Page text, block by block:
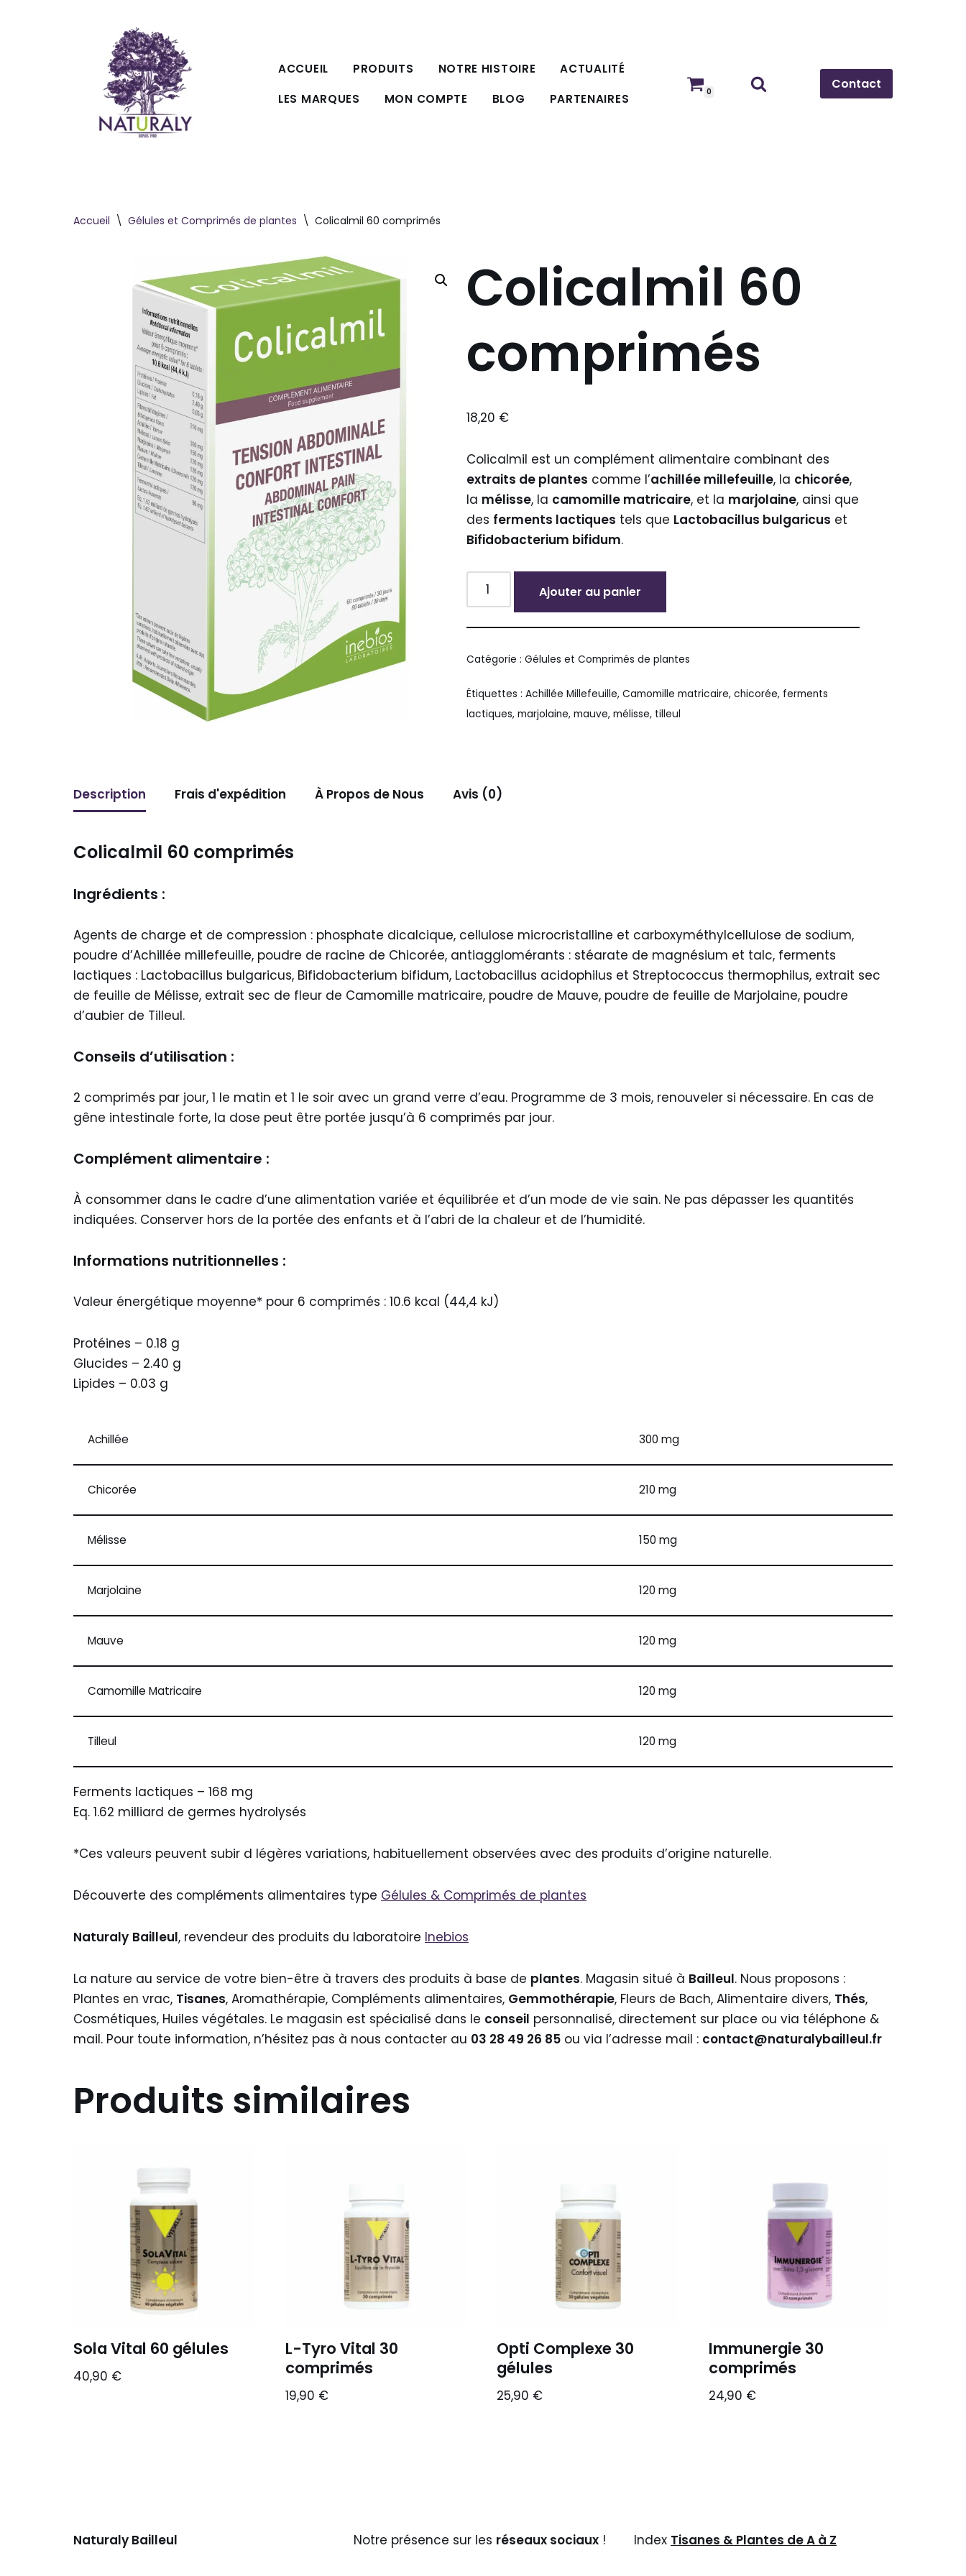
ACCUEIL PRODUITS NOTRE HISTOIRE
ACTUALITÉ
LES MARQUES
MON COMPTE BLOG PARTENAIRES 0 Contact
Accueil \ Gélules et Comprimés de plantes \ Colicalmil 60 comprimés
Colicalmil 60
comprimés
18,20 €
Colicalmil est un complément alimentaire combinant des
extraits de plantes comme l’achillée millefeuille, la chicorée,
la mélisse, la camomille matricaire, et la marjolaine, ainsi que
des ferments lactiques tels que Lactobacillus bulgaricus et
Bifidobacterium bifidum.
Ajouter au panier
Alternative:
Catégorie :Gélules et Comprimés de plantes
Étiquettes :Achillée Millefeuille,Camomille matricaire,chicorée, ferments
lactiques,marjolaine,mauve,mélisse, tilleul
Description Frais d'expédition À Propos de Nous Avis (0)
Colicalmil 60 comprimés
Ingrédients :
Agents de charge et de compression : phosphate dicalcique, cellulose microcristalline et carboxyméthylcellulose de sodium,
poudre d’Achillée millefeuille, poudre de racine de Chicorée, antiagglomérants : stéarate de magnésium et talc, ferments
lactiques : Lactobacillus bulgaricus, Bifidobacterium bifidum, Lactobacillus acidophilus et Streptococcus thermophilus, extrait sec
de feuille de Mélisse, extrait sec de fleur de Camomille matricaire, poudre de Mauve, poudre de feuille de Marjolaine, poudre
d’aubier de Tilleul.
Conseils d’utilisation :
2 comprimés par jour, 1 le matin et 1 le soir avec un grand verre d’eau. Programme de 3 mois, renouveler si nécessaire. En cas de
gêne intestinale forte, la dose peut être portée jusqu’à 6 comprimés par jour.
Complément alimentaire :
À consommer dans le cadre d’une alimentation variée et équilibrée et d’un mode de vie sain. Ne pas dépasser les quantités
indiquées. Conserver hors de la portée des enfants et à l’abri de la chaleur et de l’humidité.
Informations nutritionnelles :
Valeur énergétique moyenne* pour 6 comprimés : 10.6 kcal (44,4 kJ)
Protéines – 0.18 g
Glucides – 2.40 g
Lipides – 0.03 g
Achillée 300 mg
Chicorée 210 mg
Mélisse 150 mg
Marjolaine 120 mg
Mauve 120 mg
Camomille Matricaire 120 mg
Tilleul 120 mg
Ferments lactiques – 168 mg
Eq. 1.62 milliard de germes hydrolysés
*Ces valeurs peuvent subir d légères variations, habituellement observées avec des produits d’origine naturelle.
Découverte des compléments alimentaires type Gélules & Comprimés de plantes
Naturaly Bailleul, revendeur des produits du laboratoire Inebios
La nature au service de votre bien-être à travers des produits à base de plantes. Magasin situé à Bailleul. Nous proposons :
Plantes en vrac, Tisanes, Aromathérapie, Compléments alimentaires, Gemmothérapie, Fleurs de Bach, Alimentaire divers, Thés,
Cosmétiques, Huiles végétales. Le magasin est spécialisé dans le conseil personnalisé, directement sur place ou via téléphone &
mail. Pour toute information, n’hésitez pas à nous contacter au 03 28 49 26 85 ou via l’adresse mail : contact@naturalybailleul.fr
Produits similaires
Sola Vital 60 gélules
40,90 €
L-Tyro Vital 30
comprimés
19,90 €
Opti Complexe 30
gélules
25,90 €
Immunergie 30
comprimés
24,90 €
Naturaly Bailleul Notre présence sur les réseaux sociaux ! Index Tisanes & Plantes de A à Z